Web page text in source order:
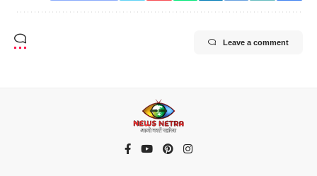
Leave a comment